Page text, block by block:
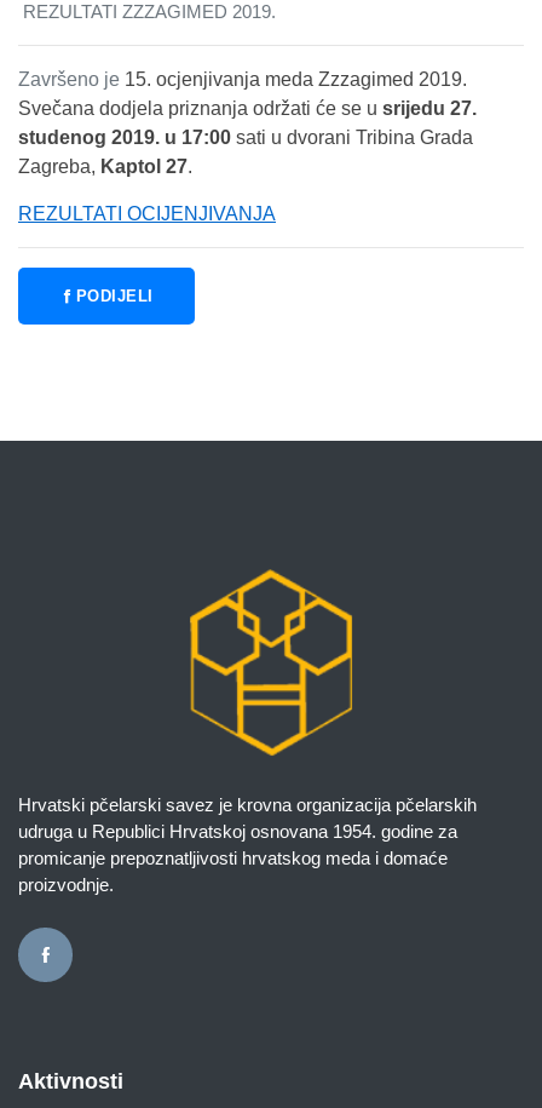
REZULTATI ZZZAGIMED 2019.
Završeno je 15. ocjenjivanja meda Zzzagimed 2019.
Svečana dodjela priznanja održati će se u srijedu 27.
studenog 2019. u 17:00 sati u dvorani Tribina Grada
Zagreba, Kaptol 27.
REZULTATI OCIJENJIVANJA
PODIJELI
Hrvatski pčelarski savez je krovna organizacija pčelarskih
udruga u Republici Hrvatskoj osnovana 1954. godine za
promicanje prepoznatljivosti hrvatskog meda i domaće
proizvodnje.
Aktivnosti